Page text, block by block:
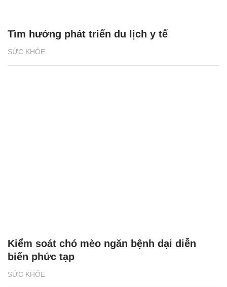
SỨC KHỎE
Tìm hướng phát triển du lịch y tế
SỨC KHỎE
Kiểm soát chó mèo ngăn bệnh dại diễn
biến phức tạp